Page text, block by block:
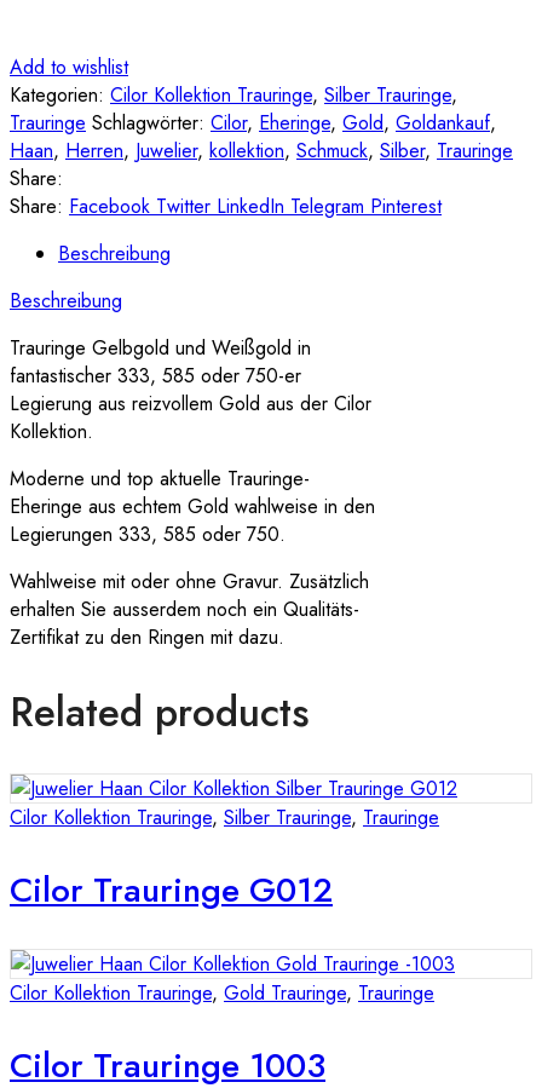
Add to wishlist
Kategorien: Cilor Kollektion Trauringe, Silber Trauringe,
Trauringe Schlagwörter: Cilor, Eheringe, Gold, Goldankauf,
Haan, Herren, Juwelier, kollektion, Schmuck, Silber, Trauringe
Share:
Share: Facebook Twitter LinkedIn Telegram Pinterest
Beschreibung
Beschreibung
Trauringe Gelbgold und Weißgold in
fantastischer 333, 585 oder 750-er
Legierung aus reizvollem Gold aus der Cilor
Kollektion.
Moderne und top aktuelle Trauringe-
Eheringe aus echtem Gold wahlweise in den
Legierungen 333, 585 oder 750.
Wahlweise mit oder ohne Gravur. Zusätzlich
erhalten Sie ausserdem noch ein Qualitäts-
Zertifikat zu den Ringen mit dazu.
Related products
Cilor Kollektion Trauringe, Silber Trauringe, Trauringe
Cilor Trauringe G012
Cilor Kollektion Trauringe, Gold Trauringe, Trauringe
Cilor Trauringe 1003